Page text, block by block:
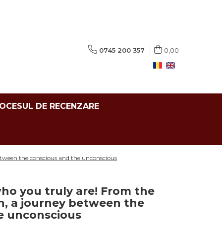
0745 200 357 0,00
DE RECENZARE
the conscious and the unconscious
you truly are! From the
a journey between the
unconscious